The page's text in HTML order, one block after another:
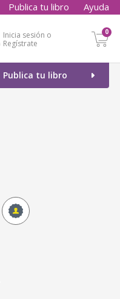
Publica tu libro Ayuda
Inicia sesión o
Regístrate
0
Publica tu libro